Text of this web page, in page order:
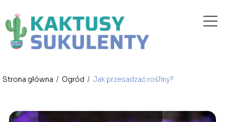
Strona główna / Ogród / Jak przesadzać rośliny?